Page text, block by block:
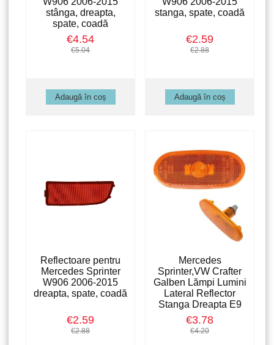
stânga, dreapta,
spate, coadă
€4.54
€5.04
stanga, spate, coadă
€2.59
€2.88
Reflectoare pentru
Mercedes Sprinter
W906 2006-2015
dreapta, spate, coadă
€2.59
€2.88
Mercedes
Sprinter,VW Crafter
Galben Lămpi Lumini
Lateral Reflector
Stanga Dreapta E9
€3.78
€4.20